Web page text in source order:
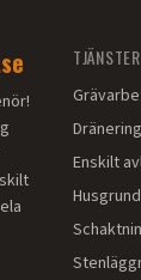
TJÄNSTER
Dränering
Enskilt